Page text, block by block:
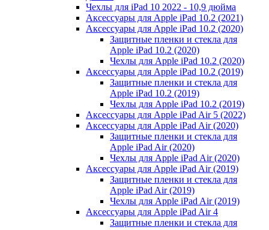
Чехлы для iPad 10 2022 - 10,9 дюйма
Аксессуары для Apple iPad 10.2 (2021)
Аксессуары для Apple iPad 10.2 (2020)
Защитные пленки и стекла для
Apple iPad 10.2 (2020)
Чехлы для Apple iPad 10.2 (2020)
Аксессуары для Apple iPad 10.2 (2019)
Защитные пленки и стекла для
Apple iPad 10.2 (2019)
Чехлы для Apple iPad 10.2 (2019)
Аксессуары для Apple iPad Air 5 (2022)
Аксессуары для Apple iPad Air (2020)
Защитные пленки и стекла для
Apple iPad Air (2020)
Чехлы для Apple iPad Air (2020)
Аксессуары для Apple iPad Air (2019)
Защитные пленки и стекла для
Apple iPad Air (2019)
Чехлы для Apple iPad Air (2019)
Аксессуары для Apple iPad Air 4
Защитные пленки и стекла для